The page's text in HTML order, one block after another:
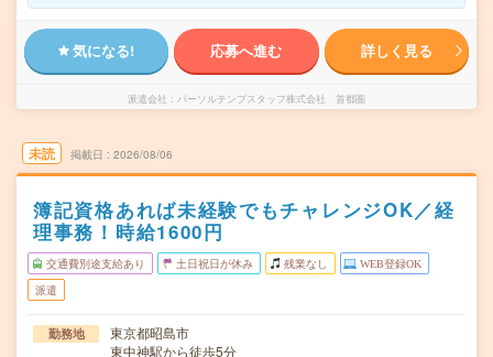
気になる! 応募へ進む 詳しく見る
派遣会社 パーソルテンプスタッフ株式会社 首都圏
未読 掲載日 2026/08/06
簿記資格あれば未経験でもチャレンジOK／経
理事務！時給1600円
交通費別途支給あり 土日祝日が休み 残業なし WEB登録OK
派遣
勤務地
東京都昭島市
東中神駅から徒歩5分